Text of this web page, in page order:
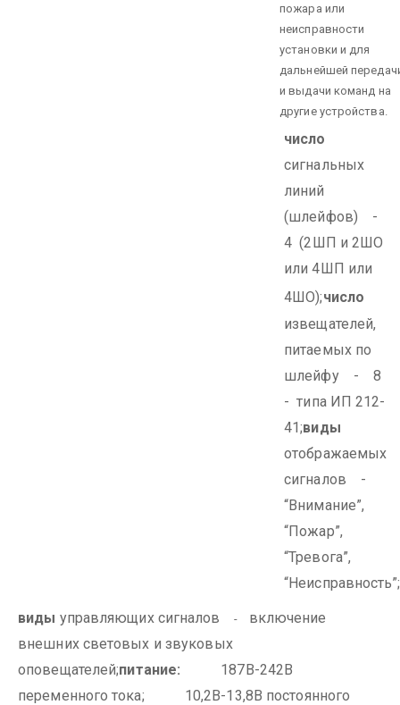
пожара или
неисправности
установки и для
дальнейшей
и выдачи команд на
другие устройства.
число
сигнальных
линий
(шлейфов) -
4 (2ШП и 2ШО
или 4ШП или
4ШО);число
извещателей,
питаемых по
шлейфу - 8
- типа ИП 212-
41;виды
отображаемых
сигналов -
“Внимание”,
“Пожар”,
“Тревога”,
“Неисправность”;
виды управляющих сигналов - включение
внешних световых и звуковых
оповещателей;питание: 187В-242В
переменного тока; 10,2В-13,8В постоянного